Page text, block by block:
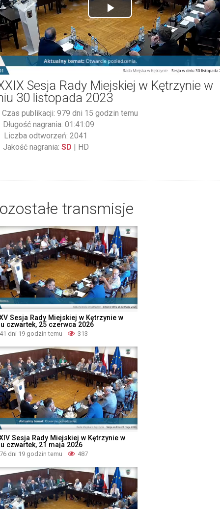
Play
Video
Sesja Rady Miejskiej w Kętrzynie w
30 listopada 2023
Czas publikacji: 979 dni 15 godzin temu
Długość nagrania: 01:41:09
Liczba odtworzeń: 2041
Jakość nagrania: SD | HD
transmisje
Sesja Rady Miejskiej w Kętrzynie w
czwartek, 25 czerwca 2026
41 dni 19 godzin temu 313
Sesja Rady Miejskiej w Kętrzynie w
czwartek, 21 maja 2026
76 dni 19 godzin temu 487